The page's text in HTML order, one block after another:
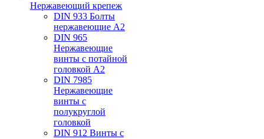
Нержавеющий крепеж
DIN 933 Болты
нержавеющие А2
DIN 965
Нержавеющие
винты с потайной
головкой А2
DIN 7985
Нержавеющие
винты с
полукруглой
головкой
DIN 912 Винты с